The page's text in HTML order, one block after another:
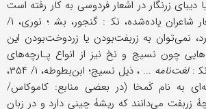
دیبای زرنگار در اشعار فردوسی به کار رفته است
(برای اصطلاحها در اشعار شاعران یاده‌شده، نک‍ : گنجور، بش‍ ؛ نوری، ۱/
نمی‌توان به زربفت‌بودن یا زردوخت‌بودن این
چون نسیج و نخ نیز از انواع پـارچه‌های
:لغت‌نامه
... ، ذیل نسیج؛ ابن‌بطوطه، ۱/ ۳۵۴،
زربفت می‌دانند که ریشۀ چینی دارد و در زبان